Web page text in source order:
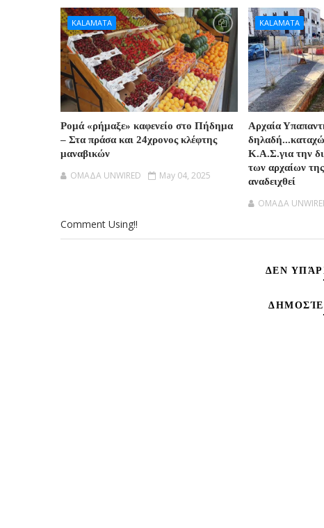
KALAMATA
Ρομά «ρήμαξε» καφενείο στο Πήδημα
– Στα πράσα και 24χρονος κλέφτης
μαναβικών
OMAΔΑ UNWIRED May 04, 2025
KALAMATA
Αρχαία
Κ.Α.Σ.για την
των αρχαίων
αναδειχθεί
OMAΔΑ
Comment Using!!
ΔΕΝ